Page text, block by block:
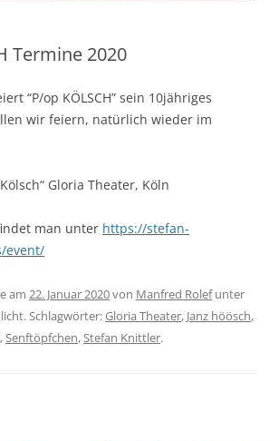
Termine 2020
“P/op KÖLSCH” sein 10jähriges
wir feiern, natürlich wieder im
Gloria Theater, Köln
man unter https://stefan-
event/
am 22. Januar 2020von Manfred Rolefunter
Schlagwörter:Gloria Theater, Janz höösch,
, Senftöpfchen, Stefan Knittler.